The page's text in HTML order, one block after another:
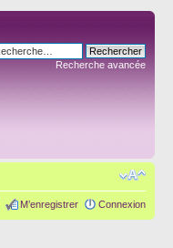
Recherche avancée
M’enregistrer Connexion